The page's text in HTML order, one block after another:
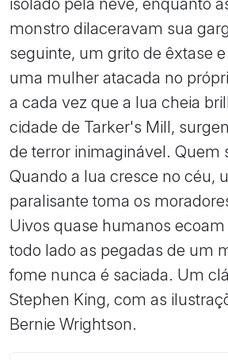
monstro dilaceravam sua
seguinte, um grito de êxtase
uma mulher atacada no
a cada vez que a lua cheia
cidade de Tarker's Mill,
de terror inimaginável. Quem
Quando a lua cresce no céu,
paralisante toma os
Uivos quase humanos
todo lado as pegadas de um
fome nunca é saciada. Um
Stephen King, com as
Bernie Wrightson.